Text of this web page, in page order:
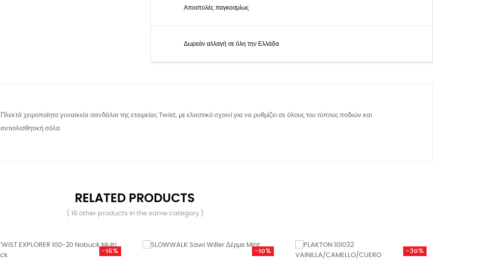
Αποστολές παγκοσμίως
Δωρεάν αλλαγή σε όλη την Ελλάδα
Πλεκτά χειροποίητα γυναικεία σανδάλια της εταιρείας Twist, με ελαστικό σχοινί για να ρυθμίζει σε όλους του τύπους ποδιών και
αντιολισθητική σόλα.
RELATED PRODUCTS
( 16 other products in the same category )
-16% -10% -30%